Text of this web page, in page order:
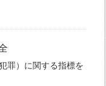
罪）に関する指標を